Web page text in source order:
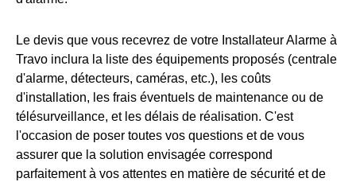
Le devis que vous recevrez de votre Installateur Alarme à
Travo inclura la liste des équipements proposés (centrale
d'alarme, détecteurs, caméras, etc.), les coûts
d'installation, les frais éventuels de maintenance ou de
télésurveillance, et les délais de réalisation. C'est
l'occasion de poser toutes vos questions et de vous
assurer que la solution envisagée correspond
parfaitement à vos attentes en matière de sécurité et de